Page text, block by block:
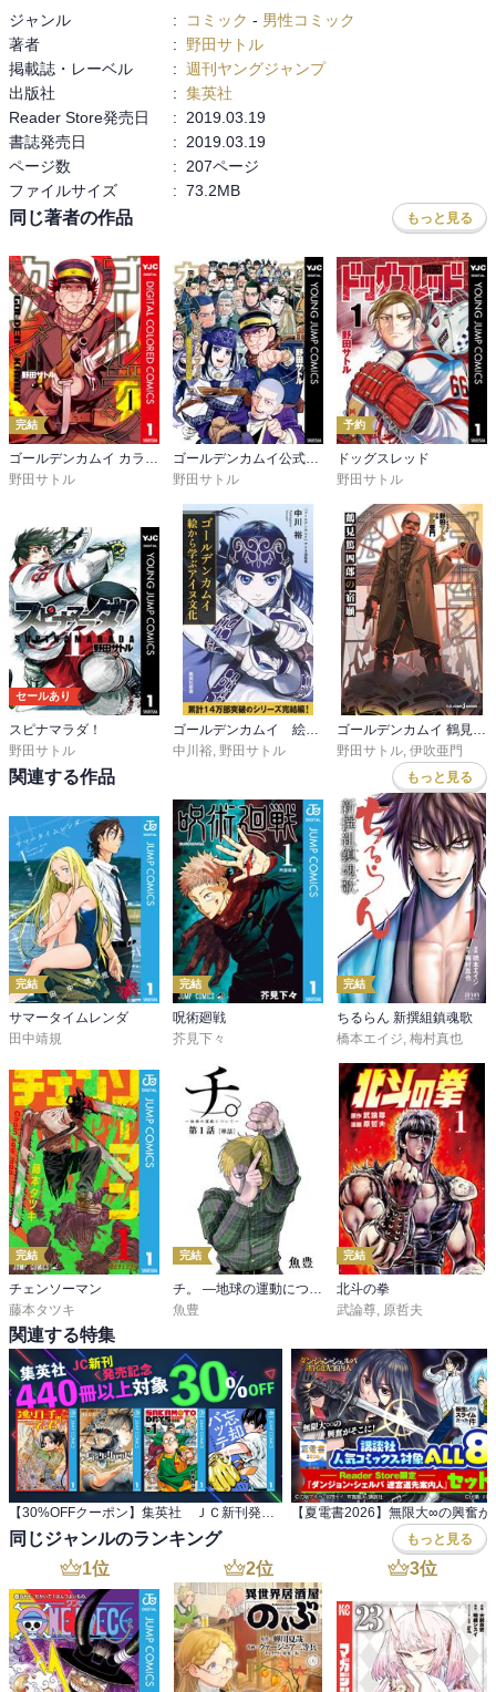
ジャンル : コミック - 男性コミック
著者
:
野田サトル
掲載誌・レーベル
: 週刊ヤングジャンプ
出版社
: 集英社
Reader Store発売日
:
2019.03.19
書誌発売日
:
2019.03.19
ページ数
:
207ページ
ファイルサイズ
: 73.2MB
同じ著者の作品 もっと見る
完結
ゴールデンカムイ カラー版
野田サトル
ゴールデンカムイ公式ファンブック 探究者たちの記録
野田サトル
予約
ドッグスレッド
野田サトル
セールあり
スピナマラダ！
野田サトル
中川裕 野田サトル
野田サトル 伊吹亜門
関連する作品 もっと見る
完結
サマータイムレンダ
田中靖規
完結
呪術廻戦
芥見下々
完結
ちるらん 新撰組鎮魂歌
橋本エイジ, 梅村真也
完結
チェンソーマン
藤本タツキ
完結
魚豊
完結
北斗の拳
武論尊 原哲夫
関連する特集
同じジャンルのランキング もっと見る
1位 2位 3位